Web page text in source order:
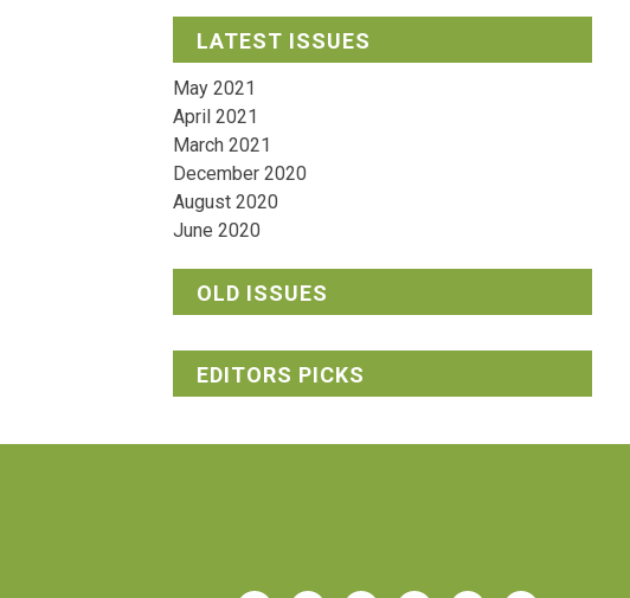
LATEST ISSUES
May 2021
April 2021
March 2021
December 2020
August 2020
June 2020
OLD ISSUES
EDITORS PICKS